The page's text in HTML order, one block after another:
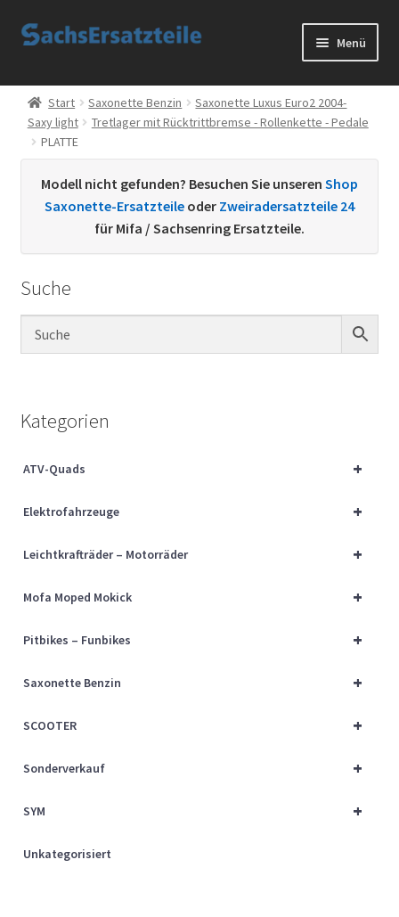
Zur
Zum
Menü
Start
AGB
Datenschutzerklärung
Sachs Ersatzteile
Über uns
Vertrag widerrufen
Widerrufsbelehrung
Cart
Checkout
Start Saxonette Benzin
Saxonette Luxus Euro2 2004-
Saxy light
Tretlager mit Rücktrittbremse - Rollenkette - Pedale
PLATTE
Modell nicht gefunden? Besuchen Sie unseren Shop
Saxonette-Ersatzteile oder Zweiradersatzteile 24
für Mifa / Sachsenring Ersatzteile.
Suche
Kategorien
+
ATV-Quads
+
Elektrofahrzeuge
+
Leichtkrafträder – Motorräder
+
Mofa Moped Mokick
+
Pitbikes – Funbikes
+
Saxonette Benzin
+
SCOOTER
+
Sonderverkauf
+
SYM
Unkategorisiert